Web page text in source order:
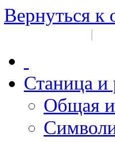
Вернуться
|
Станица и
Общая